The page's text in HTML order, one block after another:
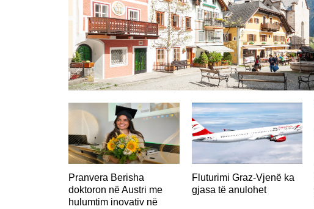
AUSTRI
Pranvera Berisha
doktoron në Austri me
hulumtim inovativ në
Fluturimi Graz-Vjenë ka
gjasa të anulohet